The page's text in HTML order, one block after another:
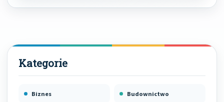
Biznes Budownictwo